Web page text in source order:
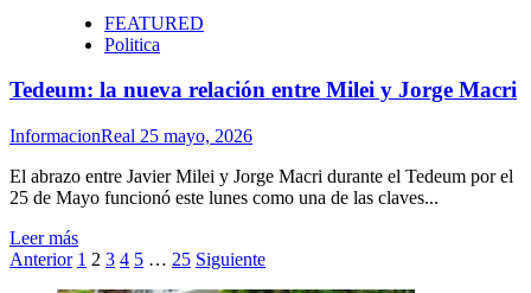
que
se
al
FEATURED
Politica
Tedeum: la nueva relación entre Milei y Jorge Macri
InformacionReal 25 mayo, 2026
El abrazo entre Javier Milei y Jorge Macri durante el Tedeum por el
25 de Mayo funcionó este lunes como una de las claves...
Leer másLeer
más
Paginación
Anterior 1 2 3 4 5 … 25 Siguiente